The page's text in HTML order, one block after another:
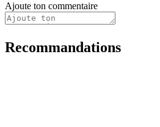
Ajoute ton commentaire
Recommandations